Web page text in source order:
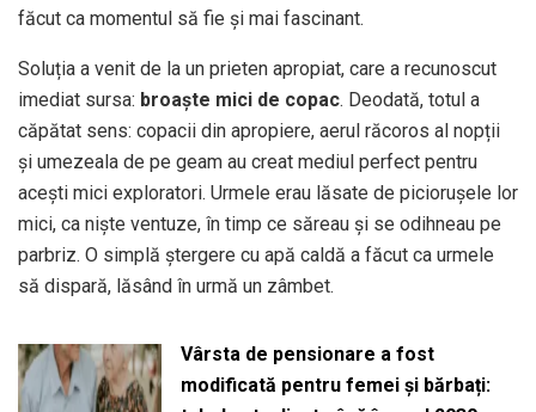
făcut ca momentul să fie și mai fascinant.
Soluția a venit de la un prieten apropiat, care a recunoscut
imediat sursa: broaște mici de copac. Deodată, totul a
căpătat sens: copacii din apropiere, aerul răcoros al nopții
și umezeala de pe geam au creat mediul perfect pentru
acești mici exploratori. Urmele erau lăsate de piciorușele lor
mici, ca niște ventuze, în timp ce săreau și se odihneau pe
parbriz. O simplă ștergere cu apă caldă a făcut ca urmele
să dispară, lăsând în urmă un zâmbet.
Vârsta de pensionare a fost
modificată pentru femei și bărbați: